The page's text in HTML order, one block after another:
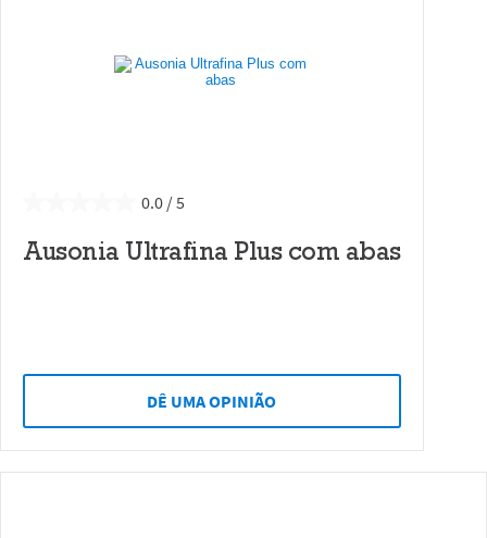
0.0
Ausonia Ultrafina Plus com abas
DÊ UMA OPINIÃO